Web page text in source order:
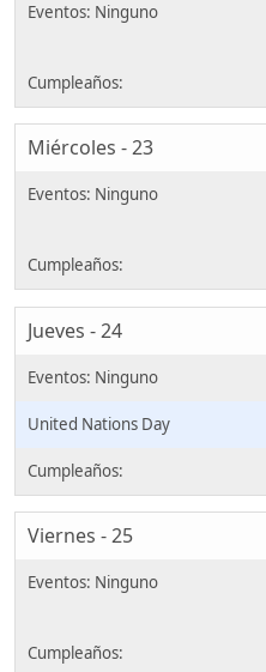
Miércoles - 23
Jueves - 24
United Nations Day
Viernes - 25